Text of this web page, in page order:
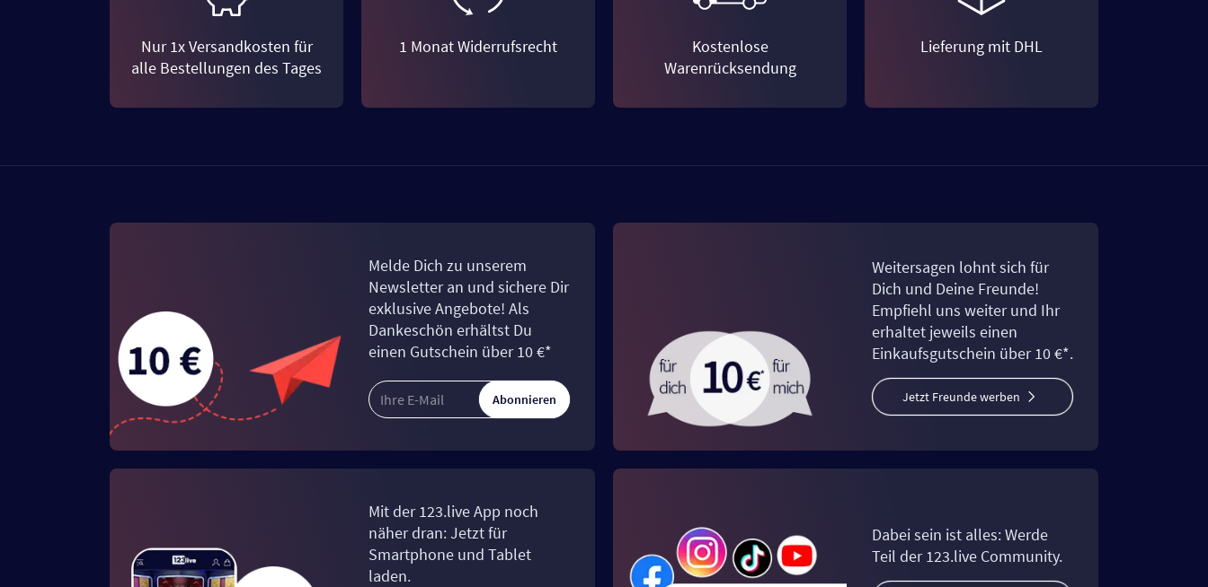
Nur 1x Versandkosten für
alle Bestellungen des Tages
1 Monat Widerrufsrecht
Kostenlose
Warenrücksendung
Lieferung mit DHL
Melde Dich zu unserem
Newsletter an und sichere Dir
exklusive Angebote! Als
Dankeschön erhältst Du
einen Gutschein über 10 €*
Abonnieren
Weitersagen lohnt sich für
Dich und Deine Freunde!
Empfiehl uns weiter und Ihr
erhaltet jeweils einen
Einkaufsgutschein über 10 €*.
Jetzt Freunde werben
Mit der 123.live App noch
näher dran: Jetzt für
Smartphone und Tablet
laden.
Dabei sein ist alles: Werde
Teil der 123.live Community.